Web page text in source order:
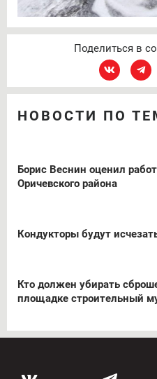
Поделиться в
НОВОСТИ ПО
Борис Веснин оценил
Оричевского района
Кондукторы будут
Кто должен убирать
площадке строительный